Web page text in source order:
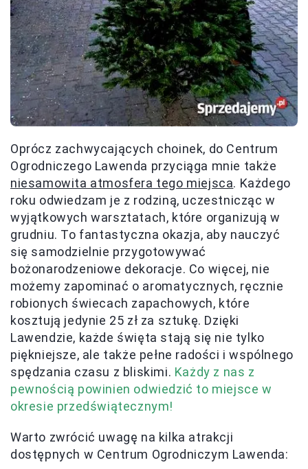
Oprócz zachwycających choinek, do Centrum
Ogrodniczego Lawenda przyciąga mnie także
niesamowita atmosfera tego miejsca. Każdego
roku odwiedzam je z rodziną, uczestnicząc w
wyjątkowych warsztatach, które organizują w
grudniu. To fantastyczna okazja, aby nauczyć
się samodzielnie przygotowywać
bożonarodzeniowe dekoracje. Co więcej, nie
możemy zapominać o aromatycznych, ręcznie
robionych świecach zapachowych, które
kosztują jedynie 25 zł za sztukę. Dzięki
Lawendzie, każde święta stają się nie tylko
piękniejsze, ale także pełne radości i wspólnego
spędzania czasu z bliskimi. Każdy z nas z
pewnością powinien odwiedzić to miejsce w
okresie przedświątecznym!
Warto zwrócić uwagę na kilka atrakcji
dostępnych w Centrum Ogrodniczym Lawenda: